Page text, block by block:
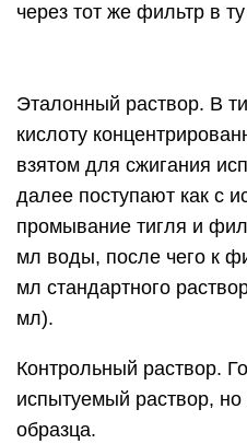
через тот же фильтр в
Эталонный раствор. В
кислоту
взятом для сжигания
далее поступают как с
промывание тигля и
мл воды, после чего к
мл стандартного
мл).
Контрольный раствор.
испытуемый раствор, но
образца.